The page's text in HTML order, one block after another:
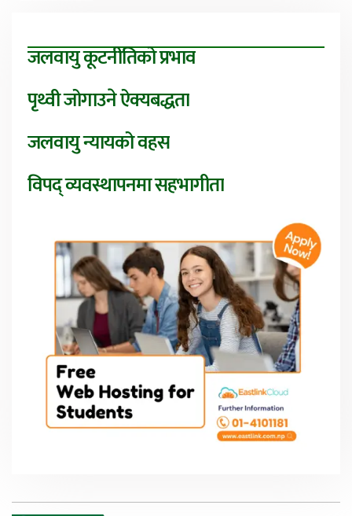
जलवायु कूटनीतिको प्रभाव
पृथ्वी जोगाउने ऐक्यबद्धता
जलवायु न्यायको वहस
विपद् व्यवस्थापनमा सहभागीता